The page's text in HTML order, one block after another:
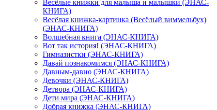
Весёлые книжки для малыша и малышки (ЭНАС-
КНИГА)
Весёлая книжка-картинка (Весёлый виммельбух)
(ЭНАС-КНИГА)
Волшебная книга (ЭНАС-КНИГА)
Вот так история! (ЭНАС-КНИГА)
Гимназистки (ЭНАС-КНИГА)
Давай познакомимся (ЭНАС-КНИГА)
Давным-давно (ЭНАС-КНИГА)
Девочки (ЭНАС-КНИГА)
Детвора (ЭНАС-КНИГА)
Дети мира (ЭНАС-КНИГА)
Добрая книжка (ЭНАС-КНИГА)